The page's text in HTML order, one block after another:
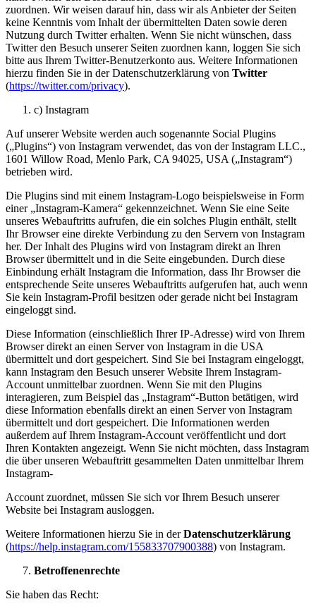
zuordnen. Wir weisen darauf hin, dass wir als Anbieter der Seiten
keine Kenntnis vom Inhalt der übermittelten Daten sowie deren
Nutzung durch Twitter erhalten. Wenn Sie nicht wünschen, dass
Twitter den Besuch unserer Seiten zuordnen kann, loggen Sie sich
bitte aus Ihrem Twitter-Benutzerkonto aus. Weitere Informationen
hierzu finden Sie in der Datenschutzerklärung von Twitter
(https://twitter.com/privacy).
c) Instagram
Auf unserer Website werden auch sogenannte Social Plugins
(„Plugins“) von Instagram verwendet, das von der Instagram LLC.,
1601 Willow Road, Menlo Park, CA 94025, USA („Instagram“)
betrieben wird.
Die Plugins sind mit einem Instagram-Logo beispielsweise in Form
einer „Instagram-Kamera“ gekennzeichnet. Wenn Sie eine Seite
unseres Webauftritts aufrufen, die ein solches Plugin enthält, stellt
Ihr Browser eine direkte Verbindung zu den Servern von Instagram
her. Der Inhalt des Plugins wird von Instagram direkt an Ihren
Browser übermittelt und in die Seite eingebunden. Durch diese
Einbindung erhält Instagram die Information, dass Ihr Browser die
entsprechende Seite unseres Webauftritts aufgerufen hat, auch wenn
Sie kein Instagram-Profil besitzen oder gerade nicht bei Instagram
eingeloggt sind.
Diese Information (einschließlich Ihrer IP-Adresse) wird von Ihrem
Browser direkt an einen Server von Instagram in die USA
übermittelt und dort gespeichert. Sind Sie bei Instagram eingeloggt,
kann Instagram den Besuch unserer Website Ihrem Instagram-
Account unmittelbar zuordnen. Wenn Sie mit den Plugins
interagieren, zum Beispiel das „Instagram“-Button betätigen, wird
diese Information ebenfalls direkt an einen Server von Instagram
übermittelt und dort gespeichert. Die Informationen werden
außerdem auf Ihrem Instagram-Account veröffentlicht und dort
Ihren Kontakten angezeigt. Wenn Sie nicht möchten, dass Instagram
die über unseren Webauftritt gesammelten Daten unmittelbar Ihrem
Instagram-
Account zuordnet, müssen Sie sich vor Ihrem Besuch unserer
Website bei Instagram ausloggen.
Weitere Informationen hierzu Sie in derDatenschutzerklärung
(https://help.instagram.com/155833707900388) von Instagram.
Betroffenenrechte
Sie haben das Recht: